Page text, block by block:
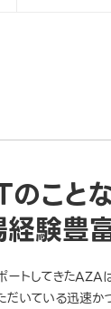
ことな
験豊
トしてきたAZA
いている迅速か